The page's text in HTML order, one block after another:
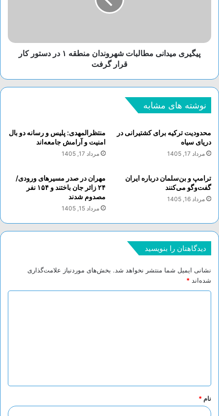
پیگیری میدانی مطالبات شهروندان منطقه ۱ در دستور کار
قرار گرفت
نوشته های مشابه
محدودیت ترکیه برای کشتیرانی در
دریای سیاه
مرداد 17, 1405
منتظرالمهدی: پلیس و رسانه دو بال
امنیت و آرامش جامعه‌اند
مرداد 17, 1405
ترامپ و بن‌سلمان درباره ایران
گفت‌و‌گو می‌کنند
مرداد 16, 1405
مهران در صدر مسیر‌های ورودی/
۲۴ زائر جان باختند و ۱۵۴ نفر
مصدوم شدند
مرداد 15, 1405
دیدگاهتان را بنویسید
نشانی ایمیل شما منتشر نخواهد شد. بخش‌های موردنیاز علامت‌گذاری
شده‌اند *
*
نام *